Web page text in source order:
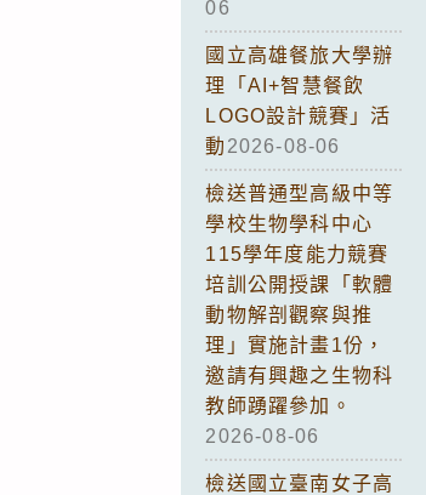
06
國立高雄餐旅大學辦
理「AI+智慧餐飲
LOGO設計競賽」活
動 2026-08-06
檢送普通型高級中等
學校生物學科中心
115學年度能力競賽
培訓公開授課「軟體
動物解剖觀察與推
理」實施計畫1份，
邀請有興趣之生物科
教師踴躍參加。
2026-08-06
檢送國立臺南女子高